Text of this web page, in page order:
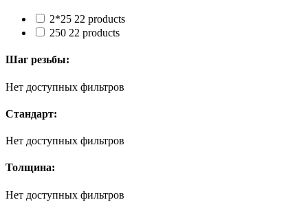
2*25 22 products
250 22 products
Шаг резьбы:
Нет доступных фильтров
Стандарт:
Нет доступных фильтров
Толщина:
Нет доступных фильтров